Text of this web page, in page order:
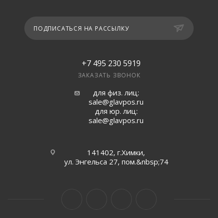
ПОДПИСАТЬСЯ НА РАССЫЛКУ
+7 495 230 5919
ЗАКАЗАТЬ ЗВОНОК
для физ. лиц:
sale@glavpos.ru
для юр. лиц:
sale@glavpos.ru
141402, г.Химки,
ул. Энгельса 27, пом.&nbsp;74